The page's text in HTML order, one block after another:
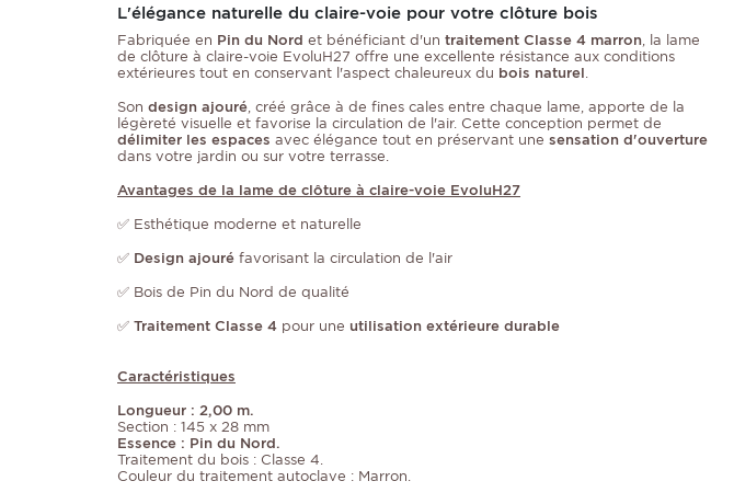
L'élégance naturelle du claire-voie pour votre clôture bois
Fabriquée en Pin du Nord et bénéficiant d'un traitement Classe 4 marron, la lame
de clôture à claire-voie EvoluH27 offre une excellente résistance aux conditions
extérieures tout en conservant l'aspect chaleureux du bois naturel.
Son design ajouré, créé grâce à de fines cales entre chaque lame, apporte de la
légèreté visuelle et favorise la circulation de l'air. Cette conception permet de
délimiter les espaces avec élégance tout en préservant une sensation d'ouverture
dans votre jardin ou sur votre terrasse.
Avantages de la lame de clôture à claire-voie EvoluH27
✅ Esthétique moderne et naturelle
✅ Design ajouré favorisant la circulation de l'air
✅ Bois de Pin du Nord de qualité
✅ Traitement Classe 4 pour une utilisation extérieure durable
Caractéristiques
Longueur : 2,00 m.
Section : 145 x 28 mm
Essence : Pin du Nord.
Traitement du bois : Classe 4.
Couleur du traitement autoclave : Marron.